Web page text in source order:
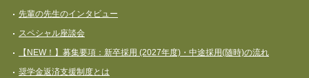
先輩の先生のインタビュー
スペシャル座談会
【NEW！】募集要項：新卒採用 (2027年度)・中途採用(随時)の流れ
奨学⾦返済⽀援制度とは